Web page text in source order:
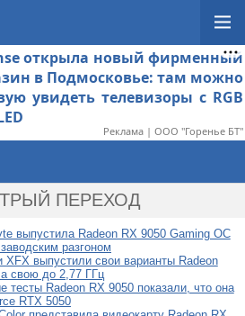
открыла новый фирменный
в Подмосковье: там можно
увидеть телевизоры с RGB
Реклама | ООО "Горенье БТ"
ПЕРЕХОД
выпустила Radeon RX 9050 Gaming OC
разгоном
XFX выпустили свои варианты Radeon
свою до 2,77 ГГц
тесты Radeon RX 9050 показали, что она
RTX 5050